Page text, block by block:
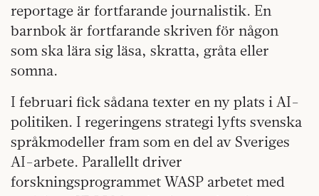
reportage är fortfarande journalistik. En
barnbok är fortfarande skriven för någon
som ska lära sig läsa, skratta, gråta eller
somna.
I februari fick sådana texter en ny plats i AI-
politiken. I regeringens strategi lyfts svenska
språkmodeller fram som en del av Sveriges
AI-arbete. Parallellt driver
forskningsprogrammet WASP arbetet med